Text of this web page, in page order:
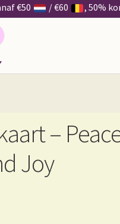
€50 / €60
, 50%
–
Joy